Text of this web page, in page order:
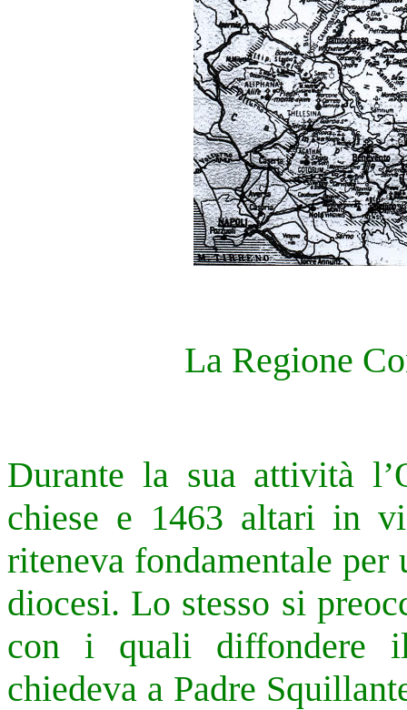
La Regione
Durante la sua attività
chiese e 1463 altari in
riteneva fondamentale
diocesi. Lo stesso si
con i quali diffondere
chiedeva a Padre